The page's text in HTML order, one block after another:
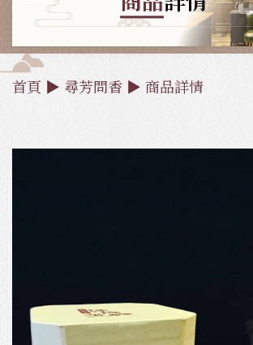
首頁 ▶ 尋芳問香 ▶ 商品詳情